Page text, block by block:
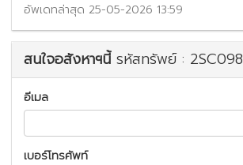
อัพเดทล่าสุด 25-05-2026 13:59
สนใจอสังหาฯนี้รหัสทรัพย์ : 2SC098
อีเมล
เบอร์โทรศัพท์